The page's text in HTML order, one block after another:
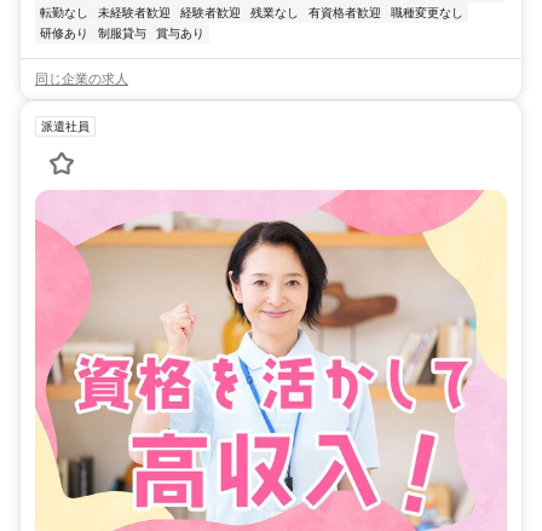
転勤なし
未経験者歓迎 経験者歓迎 残業なし 有資格者歓迎
職種変更なし
研修あり
制服貸与 賞与あり
同じ企業の求人
派遣社員